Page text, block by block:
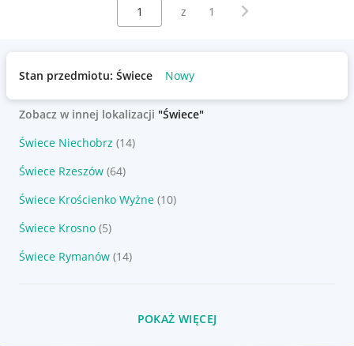
z 1 Następna strona
Stan przedmiotu: Świece Nowy
Zobacz w innej lokalizacji "Świece"
Świece Niechobrz (14)
Świece Rzeszów (64)
Świece Krościenko Wyżne (10)
Świece Krosno (5)
Świece Rymanów (14)
POKAŻ WIĘCEJ